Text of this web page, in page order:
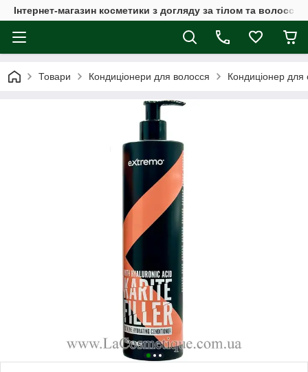
Інтернет-магазин косметики з догляду за тілом та
Товари Кондиціонери для волосся Кондиціонер